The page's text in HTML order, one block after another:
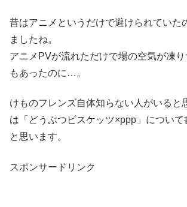
昔はアニメというだけで避けられていた
ましたね。
アニメPVが流れただけで場の空気が凍
もあったのに…。
けものフレンズ自体知らない人がいると
は「どうぶつビスケッツ×ppp」について
と思います。
スポンサードリンク